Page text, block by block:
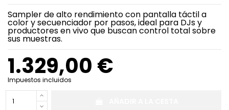
Sampler de alto rendimiento con pantalla táctil a
color y secuenciador por pasos, ideal para DJs y
productores en vivo que buscan control total sobre
sus muestras.
1.329,00 €
Impuestos incluidos